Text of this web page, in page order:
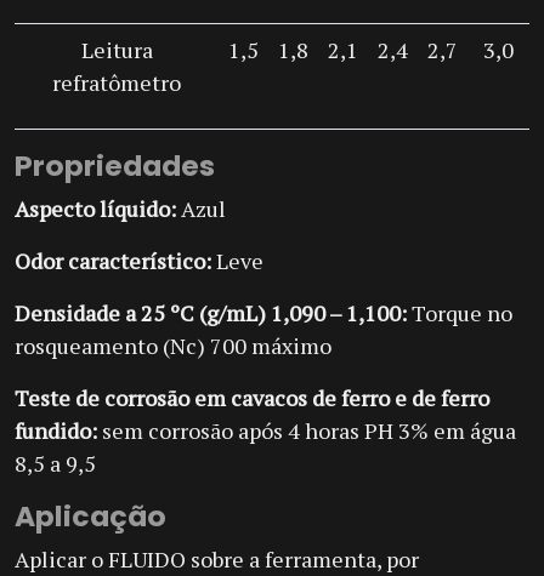
Leitura
refratômetro
1,5 1,8 2,1 2,4 2,7 3,0
Propriedades
Aspecto líquido:Azul
Odor característico:Leve
Densidade a 25 ºC (g/mL) 1,090 –1,100:Torque no
rosqueamento (Nc) 700 máximo
Teste de corrosão em cavacos de ferro e de ferro
fundido: sem corrosão após 4 horas PH 3% em água
8,5 a 9,5
Aplicação
Aplicar o FLUIDO sobre a ferramenta, por